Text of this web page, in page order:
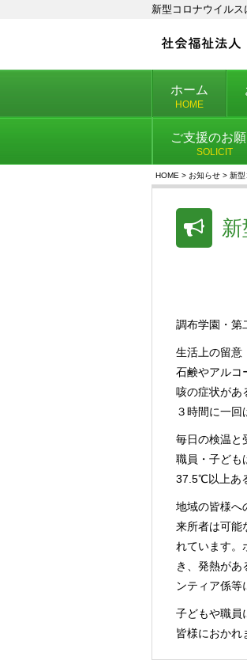
新型コロナウイル
ホーム
HOME
ご支援のお
SOLICIT
HOME > お知らせ > 新型
調布学園・第
生活上の留意
石鹸やアルコ
咳の症状があ
３時間に一回
毎日の検温と
職員・子ども
37.5℃以上あ
地域の皆様へ
来所者は可能
れています。
き、発熱があ
ンティア係等
子どもや職員
皆様におかれ